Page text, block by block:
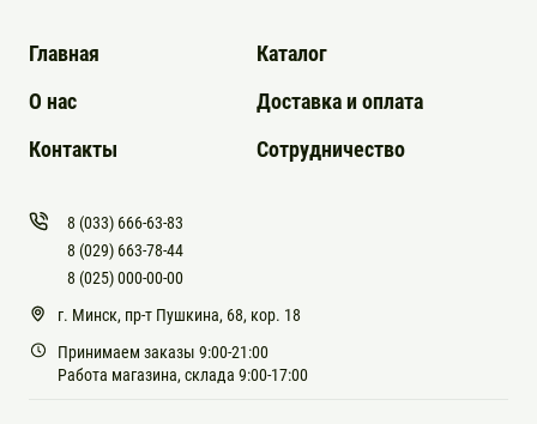
Главная
Каталог
О нас
Доставка и оплата
Контакты
Сотрудничество
8 (033) 666-63-83
8 (029) 663-78-44
8 (025) 000-00-00
г. Минск, пр-т Пушкина, 68, кор. 18
Принимаем заказы 9:00-21:00
Работа магазина, склада 9:00-17:00